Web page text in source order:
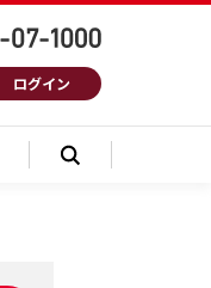
ログイン